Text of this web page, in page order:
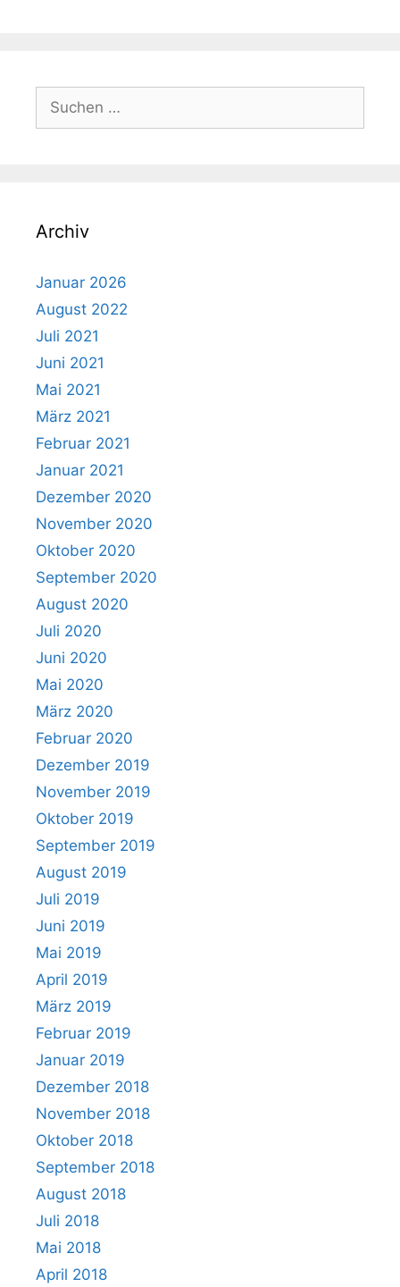
Suchen
nach:
Archiv
Januar 2026
August 2022
Juli 2021
Juni 2021
Mai 2021
März 2021
Februar 2021
Januar 2021
Dezember 2020
November 2020
Oktober 2020
September 2020
August 2020
Juli 2020
Juni 2020
Mai 2020
März 2020
Februar 2020
Dezember 2019
November 2019
Oktober 2019
September 2019
August 2019
Juli 2019
Juni 2019
Mai 2019
April 2019
März 2019
Februar 2019
Januar 2019
Dezember 2018
November 2018
Oktober 2018
September 2018
August 2018
Juli 2018
Mai 2018
April 2018